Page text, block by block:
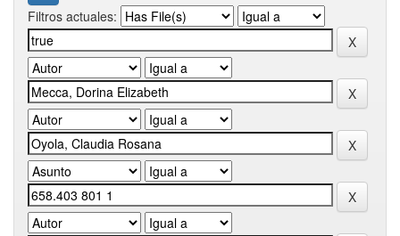
Filtros actuales: